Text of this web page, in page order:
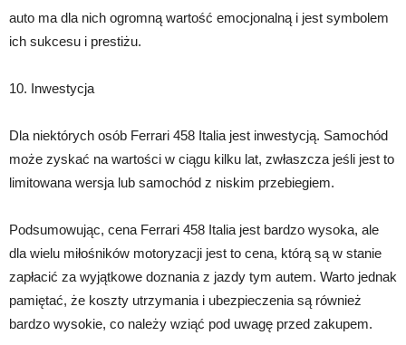
auto ma dla nich ogromną wartość emocjonalną i jest symbolem
ich sukcesu i prestiżu.
10. Inwestycja
Dla niektórych osób Ferrari 458 Italia jest inwestycją. Samochód
może zyskać na wartości w ciągu kilku lat, zwłaszcza jeśli jest to
limitowana wersja lub samochód z niskim przebiegiem.
Podsumowując, cena Ferrari 458 Italia jest bardzo wysoka, ale
dla wielu miłośników motoryzacji jest to cena, którą są w stanie
zapłacić za wyjątkowe doznania z jazdy tym autem. Warto jednak
pamiętać, że koszty utrzymania i ubezpieczenia są również
bardzo wysokie, co należy wziąć pod uwagę przed zakupem.